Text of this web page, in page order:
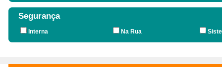
Segurança
Interna Na Rua